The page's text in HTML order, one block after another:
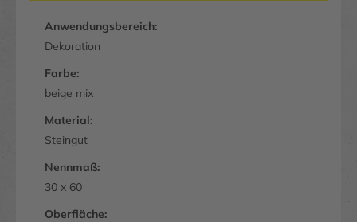
Anwendungsbereich:
Dekoration
Farbe:
beige mix
Material:
Steingut
Nennmaß:
30 x 60
Oberfläche: